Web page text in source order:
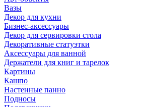
Вазы
Декор для кухни
Бизнес-аксессуары
Декор для сервировки стола
Декоративные статуэтки
Аксессуары для ванной
Держатели для книг и тарелок
Картины
Кашпо
Настенные панно
Подносы